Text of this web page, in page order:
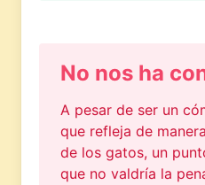
No nos ha
A pesar de ser un
que refleja de
de los gatos, un
que no valdría la